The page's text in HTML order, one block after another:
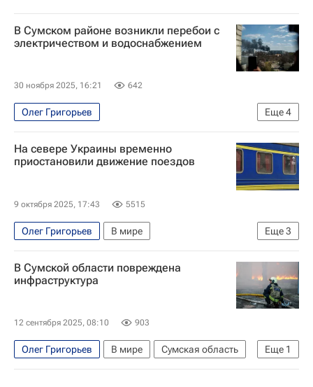
В Сумском районе возникли перебои с
электричеством и водоснабжением
30 ноября 2025, 16:21 642
Еще4
Олег Григорьев
Специальная военная операция на Украине
В мире
Украина Сумская область
На севере Украины временно
приостановили движение поездов
9 октября 2025, 17:43 5515
Еще3
Олег Григорьев
В мире
Черниговская область
Украина Конотоп
В Сумской области повреждена
инфраструктура
12 сентября 2025, 08:10 903
Еще 1
Олег Григорьев В мире
Сумская область
Украина